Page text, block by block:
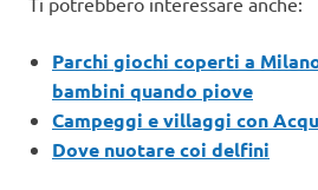
Parchi giochi coperti a
bambini quando piove
Campeggi e villaggi con
Dove nuotare coi delfini